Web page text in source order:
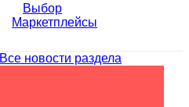
Выбор
Маркетплейсы
Все новости раздела